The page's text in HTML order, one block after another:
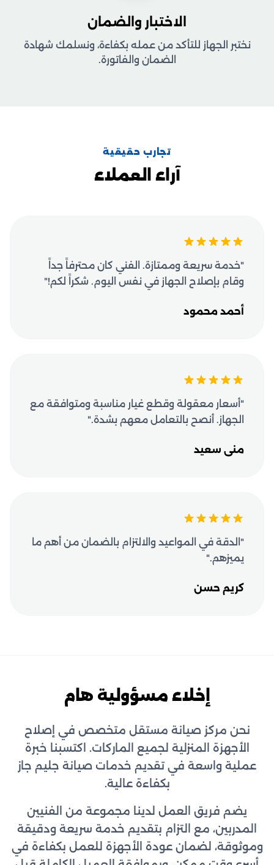
الاختبار والضمان
نختبر الجهاز للتأكد من عمله بكفاءة، ونسلمك شهادة
الضمان والفاتورة.
تجارب حقيقية
آراء العملاء
"خدمة سريعة وممتازة. الفني كان محترفاً جداً
وقام بإصلاح الجهاز في نفس اليوم. شكراً لكم!"
أحمد محمود
"أسعار معقولة وقطع غيار مناسبة ومتوافقة مع
الجهاز. أنصح بالتعامل معهم بشدة."
منى سعيد
"الدقة في المواعيد والالتزام بالضمان من أهم ما
يميزهم."
كريم حسن
إخلاء مسؤولية هام
نحن مركز صيانة مستقل متخصص في إصلاح
الأجهزة المنزلية لجميع الماركات. اكتسبنا خبرة
عملية واسعة في تقديم خدمات صيانة جليم جاز
بكفاءة عالية.
يضم فريق العمل لدينا مجموعة من الفنيين
المدربين، مع التزام بتقديم خدمة سريعة ودقيقة
وموثوقة، لضمان عودة الأجهزة للعمل بكفاءة في